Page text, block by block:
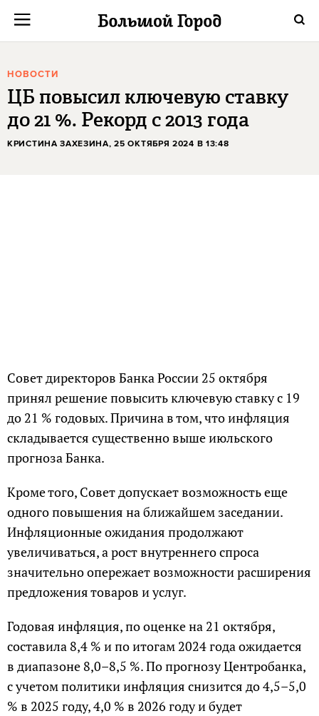
НОВОСТИ
ЦБ повысил ключевую ставку
до 21 %. Рекорд с 2013 года
КРИСТИНА ЗАХЕЗИНА, 25 ОКТЯБРЯ 2024 В 13:48
Совет директоров Банка России 25 октября
принял решение повысить ключевую ставку с 19
до 21 % годовых. Причина в том, что инфляция
складывается существенно выше июльского
прогноза Банка.
Кроме того, Совет допускает возможность еще
одного повышения на ближайшем заседании.
Инфляционные ожидания продолжают
увеличиваться, а рост внутреннего спроса
значительно опережает возможности расширения
предложения товаров и услуг.
Годовая инфляция, по оценке на 21 октября,
составила 8,4 % и по итогам 2024 года ожидается
в диапазоне 8,0–8,5 %. По прогнозу Центробанка,
с учетом политики инфляция снизится до 4,5–5,0
% в 2025 году, 4,0 % в 2026 году и будет